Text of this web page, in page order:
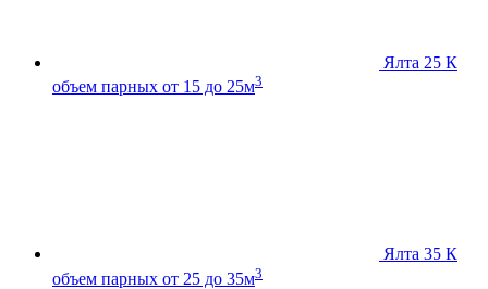
Ялта 25 К
объем парных от 15 до 25м3
Ялта 35 К
объем парных от 25 до 35м3